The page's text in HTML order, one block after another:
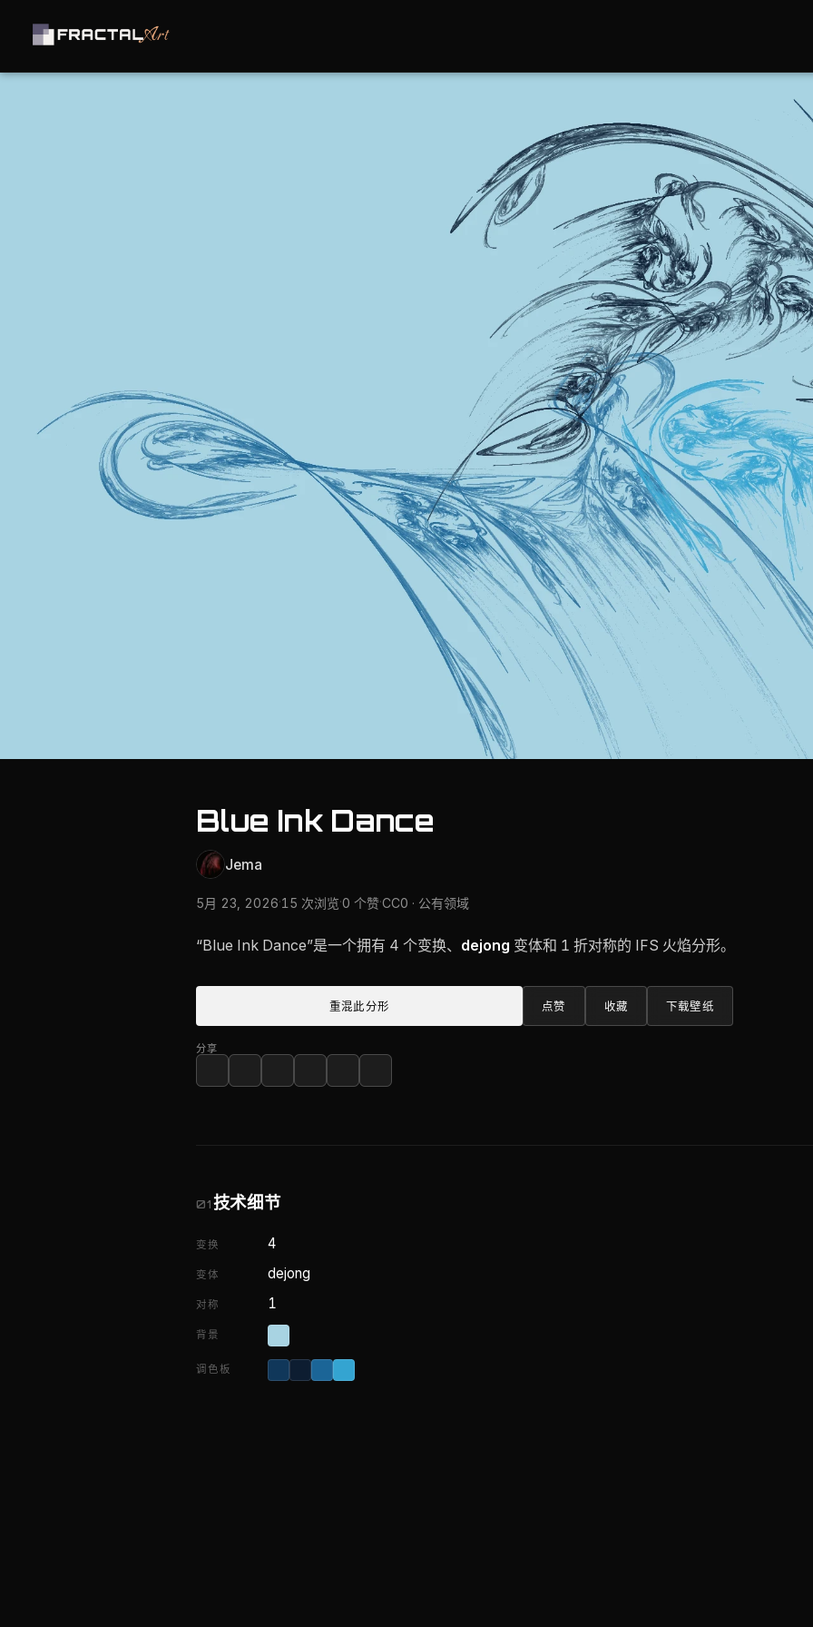
Blue Ink Dance
Jema
5月 23, 2026·15 次浏览·0 个赞·CC0 · 公有领域
“Blue Ink Dance”是一个拥有 4 个变换、 dejong 变体和 1 折对称的 IFS 火焰分形。
重混此分形 点赞 收藏 下载壁纸
分享
01技术细节
变换 4
变体 dejong
对称 1
背景
调色板